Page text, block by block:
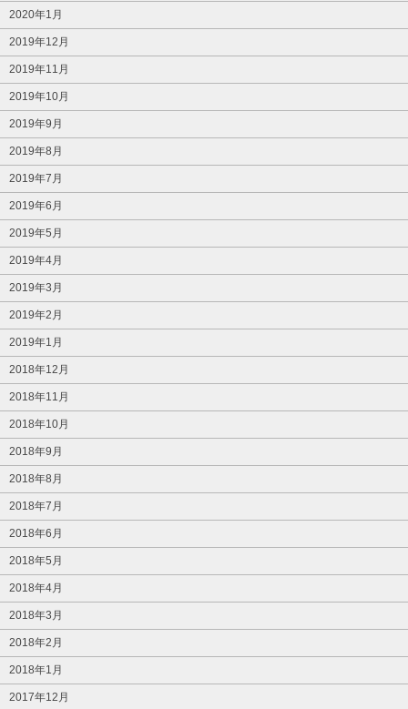
2020年1月
2019年12月
2019年11月
2019年10月
2019年9月
2019年8月
2019年7月
2019年6月
2019年5月
2019年4月
2019年3月
2019年2月
2019年1月
2018年12月
2018年11月
2018年10月
2018年9月
2018年8月
2018年7月
2018年6月
2018年5月
2018年4月
2018年3月
2018年2月
2018年1月
2017年12月